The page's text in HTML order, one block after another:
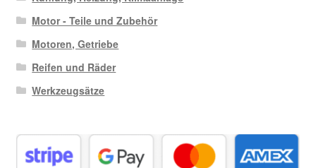
Motor - Teile und Zubehör
Motoren, Getriebe
Reifen und Räder
Werkzeugsätze